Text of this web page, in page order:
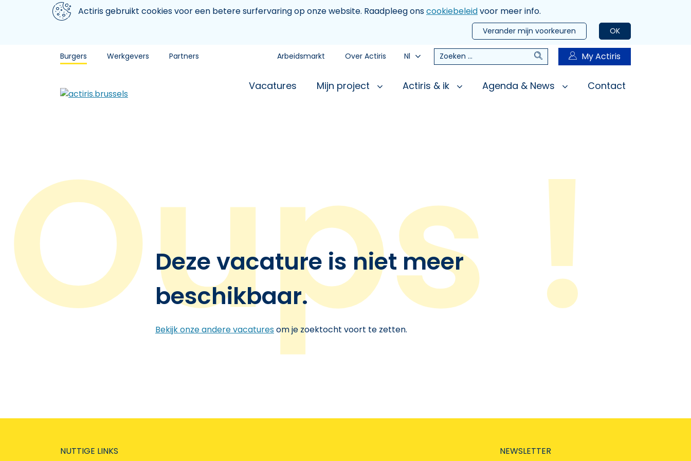
Aller au contenu principal
We gebruiken cookiesActiris gebruikt cookies voor een betere surfervaring op onze website. Raadpleeg onscookiebeleidvoor meer info.
OK
Verander mijn voorkeuren
Burgers Werkgevers Partners Arbeidsmarkt Over Actiris Nl Zoeken Zoeken My Actiris
Vacatures Mijn project Actiris & ik Agenda & News Contact
Deze vacature is niet meer
beschikbaar.
Bekijk onze andere vacaturesom je zoektocht voort te zetten.
NUTTIGE LINKS NEWSLETTER